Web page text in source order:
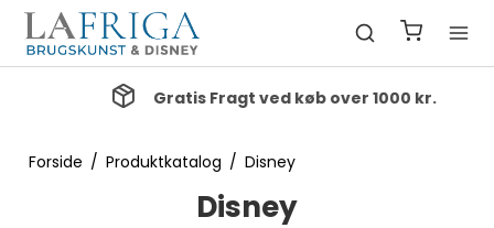
Gratis Fragt ved køb over 1000 kr.
Forside / Produktkatalog / Disney
Disney